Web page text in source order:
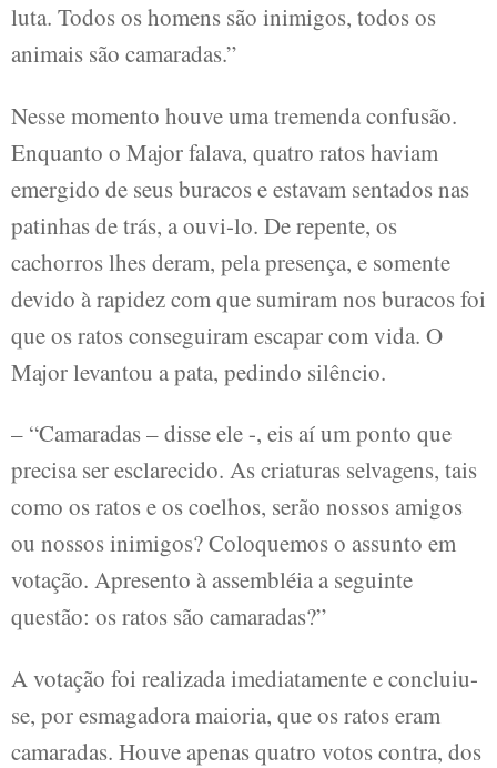
luta. Todos os homens são inimigos, todos os
animais são camaradas.”
Nesse momento houve uma tremenda confusão.
Enquanto o Major falava, quatro ratos haviam
emergido de seus buracos e estavam sentados nas
patinhas de trás, a ouvi-lo. De repente, os
cachorros lhes deram, pela presença, e somente
devido à rapidez com que sumiram nos buracos foi
que os ratos conseguiram escapar com vida. O
Major levantou a pata, pedindo silêncio.
– “Camaradas – disse ele -, eis aí um ponto que
precisa ser esclarecido. As criaturas selvagens, tais
como os ratos e os coelhos, serão nossos amigos
ou nossos inimigos? Coloquemos o assunto em
votação. Apresento à assembléia a seguinte
questão: os ratos são camaradas?”
A votação foi realizada imediatamente e concluiu-
se, por esmagadora maioria, que os ratos eram
camaradas. Houve apenas quatro votos contra, dos